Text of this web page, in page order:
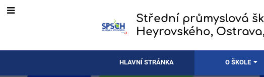
Střední průmyslová
Heyrovského,
HLAVNÍ STRÁNKA O ŠKOLE